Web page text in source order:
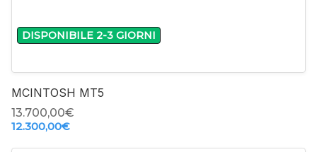
DISPONIBILE 2-3 GIORNI
MCINTOSH MT5
13.700,00‎€
12.300,00‎€